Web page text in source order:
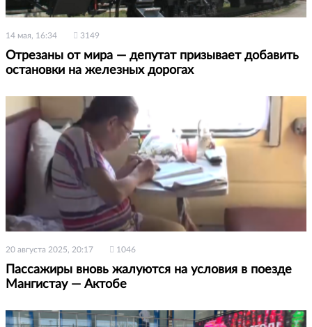
14 мая, 16:34 3149
Отрезаны от мира — депутат призывает добавить
остановки на железных дорогах
20 августа 2025, 20:17 1046
Пассажиры вновь жалуются на условия в поезде
Мангистау — Актобе